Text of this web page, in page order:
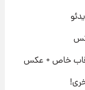
خاتمی/ویدیو
قاب خاص + عکس